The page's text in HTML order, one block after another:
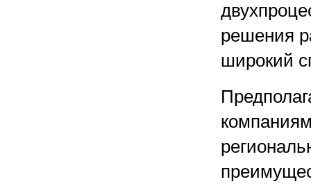
решения
широкий